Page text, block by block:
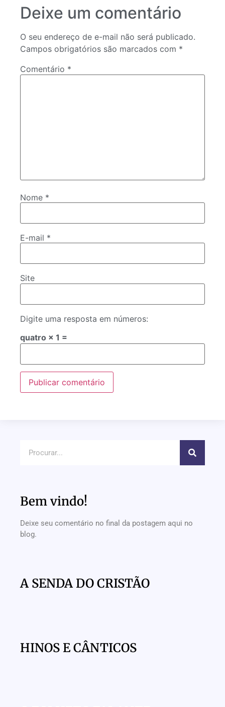
Deixe um comentário
O seu endereço de e-mail não será publicado.
Campos obrigatórios são marcados com *
Comentário *
Nome *
E-mail *
Site
Digite uma resposta em números:
quatro × 1 =
Bem vindo!
Deixe seu comentário no final da postagem aqui no
blog.
A SENDA DO CRISTÃO
HINOS E CÂNTICOS